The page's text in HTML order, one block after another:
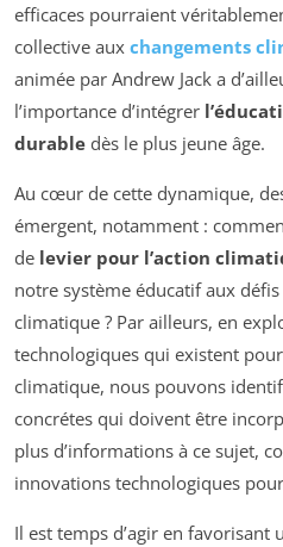
efficaces pourraient
collective aux changements
animée par Andrew Jack a
l’importance d’intégrer
durable dès le plus jeune âge.
Au cœur de cette dynamique,
émergent, notamment :
de levier pour l’action
notre système éducatif aux
climatique ? Par ailleurs, en
technologiques qui existent
climatique, nous pouvons
concrétes qui doivent être
plus d’informations à ce sujet,
innovations technologiques
Il est temps d’agir en